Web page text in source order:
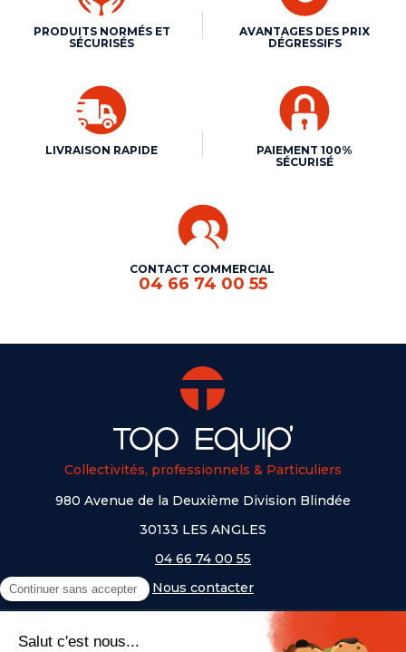
PRODUITS NORMÉS ET
SÉCURISÉS
AVANTAGES DES PRIX
DÉGRESSIFS
LIVRAISON RAPIDE
PAIEMENT 100%
SÉCURISÉ
CONTACT COMMERCIAL
04 66 74 00 55
Collectivités, professionnels & Particuliers
980 Avenue de la Deuxième Division Blindée
30133 LES ANGLES
04 66 74 00 55
Nous contacter